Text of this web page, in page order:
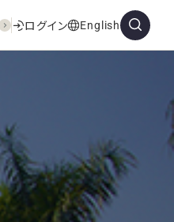
ログイン English